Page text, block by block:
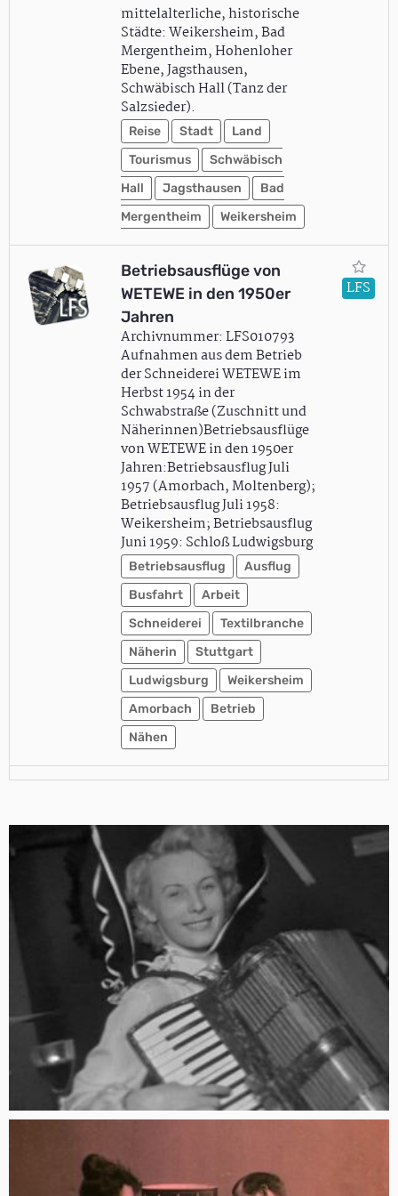
mittelalterliche, historische
Städte: Weikersheim, Bad
Mergentheim, Hohenloher
Ebene, Jagsthausen,
Schwäbisch Hall (Tanz der
Salzsieder).
Reise Stadt
Land
Tourismus
Schwäbisch
Hall
Jagsthausen
Bad
Mergentheim
Weikersheim
Betriebsausflüge von
WETEWE in den 1950er
Jahren
Archivnummer: LFS010793
Aufnahmen aus dem Betrieb
der Schneiderei WETEWE im
Herbst 1954 in der
Schwabstraße (Zuschnitt und
Näherinnen)Betriebsausflüge
von WETEWE in den 1950er
Jahren:Betriebsausflug Juli
1957 (Amorbach, Moltenberg);
Betriebsausflug Juli 1958:
Weikersheim; Betriebsausflug
Juni 1959: Schloß Ludwigsburg
Betriebsausflug
Ausflug
Busfahrt
Arbeit
Schneiderei
Textilbranche
Näherin
Stuttgart
Ludwigsburg
Weikersheim
Amorbach
Betrieb
Nähen
LFS